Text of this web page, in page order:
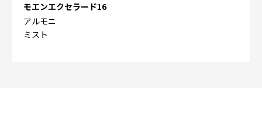
モエンエクセラード16
アルモニ
ミスト